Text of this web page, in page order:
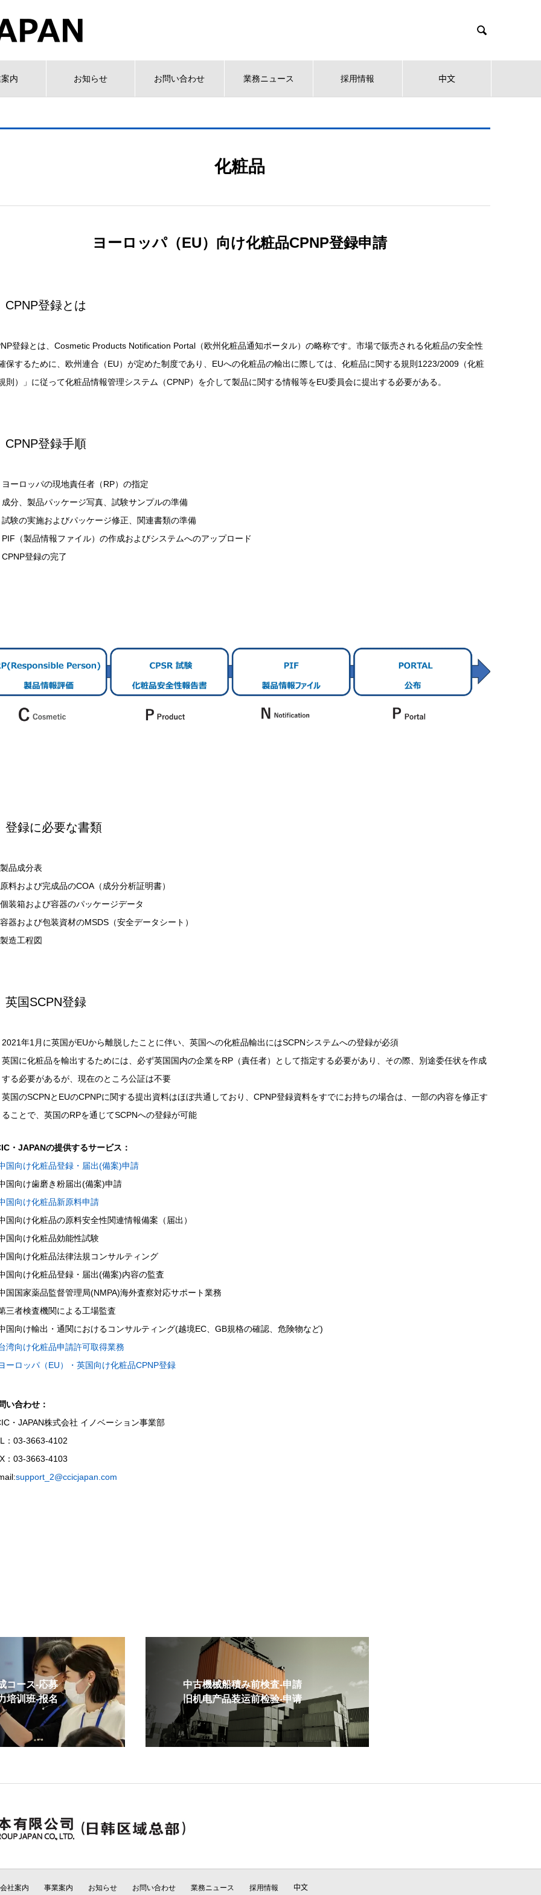

内 お知らせ お問い合わせ 業務ニュース 採用情報 中文
化粧品
ヨーロッパ（EU）向け化粧品CPNP登録申請
CPNP登録とは
登録とは、Cosmetic Products Notification Portal（欧州化粧品通知ポータル）の略称です。市場で販売される化粧品の安全性
保するために、欧州連合（EU）が定めた制度であり、EUへの化粧品の輸出に際しては、化粧品に関する規則1223/2009（化粧
則）」に従って化粧品情報管理システム（CPNP）を介して製品に関する情報等をEU委員会に提出する必要がある。
CPNP登録手順
ヨーロッパの現地責任者（RP）の指定
成分、製品パッケージ写真、試験サンプルの準備
試験の実施およびパッケージ修正、関連書類の準備
PIF（製品情報ファイル）の作成およびシステムへのアップロード
CPNP登録の完了
登録に必要な書類
製品成分表
原料および完成品のCOA（成分分析証明書）
個装箱および容器のパッケージデータ
容器および包装資材のMSDS（安全データシート）
製造工程図
英国SCPN登録
2021年1月に英国がEUから離脱したことに伴い、英国への化粧品輸出にはSCPNシステムへの登録が必須
英国に化粧品を輸出するためには、必ず英国国内の企業をRP（責任者）として指定する必要があり、その際、別途委任状を作成
する必要があるが、現在のところ公証は不要
英国のSCPNとEUのCPNPに関する提出資料はほぼ共通しており、CPNP登録資料をすでにお持ちの場合は、一部の内容を修正す
ることで、英国のRPを通じてSCPNへの登録が可能
・JAPANの提供するサービス：
国向け化粧品登録・届出(備案)申請
国向け歯磨き粉届出(備案)申請
国向け化粧品新原料申請
国向け化粧品の原料安全性関連情報備案（届出）
国向け化粧品効能性試験
国向け化粧品法律法規コンサルティング
国向け化粧品登録・届出(備案)内容の監査
国国家薬品監督管理局(NMPA)海外査察対応サポート業務
三者検査機関による工場監査
国向け輸出・通関におけるコンサルティング(越境EC、GB規格の確認、危険物など)
湾向け化粧品申請許可取得業務
ーロッパ（EU）・英国向け化粧品CPNP登録
い合わせ：
・JAPAN株式会社 イノベーション事業部
：03-3663-4102
：03-3663-4103
support_2@ccicjapan.com
ース-応募
训班-报名
中古機械船積み前検査-申請
旧机电产品装运前检验-申请
会社案内 事業案内 お知らせ お問い合わせ 業務ニュース 採用情報 中文